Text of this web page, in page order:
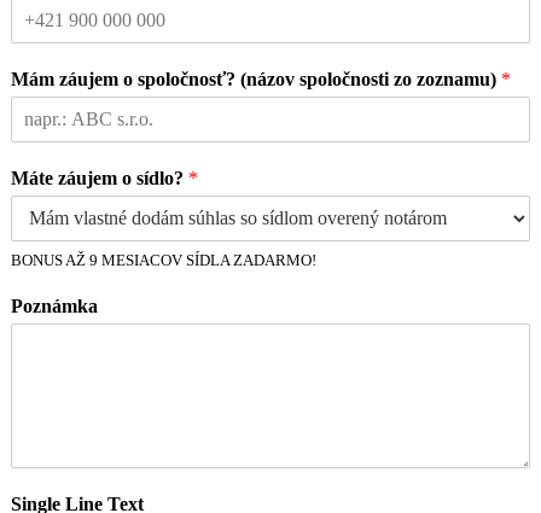
Mám záujem o spoločnosť? (názov spoločnosti zo zoznamu) *
Máte záujem o sídlo? *
BONUS AŽ 9 MESIACOV SÍDLA ZADARMO!
Poznámka
Single Line Text